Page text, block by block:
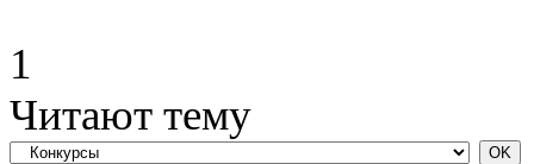
1
Читают тему